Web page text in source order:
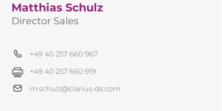
Matthias Schulz
Director Sales
+49 40 257 660 967
+49 40 257 660 919
m.schulz@clarius-ds.com